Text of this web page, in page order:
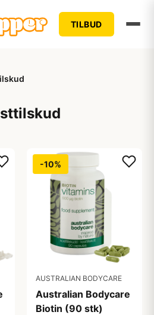
TILBUD
-10%
AUSTRALIAN BODYCARE
Australian Bodycare
Biotin (90 stk)